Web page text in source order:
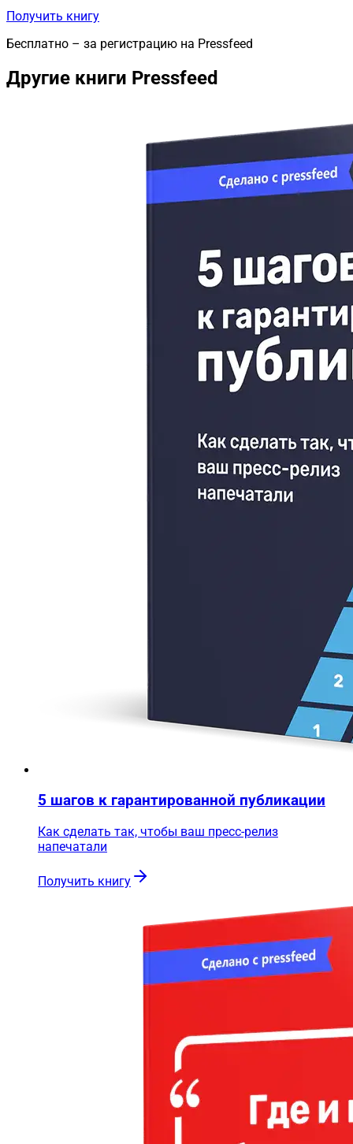
Получить книгу
Бесплатно – за регистрацию на Pressfeed
Другие книги Pressfeed
5 шагов к гарантированной публикации
Как сделать так, чтобы ваш пресс-релиз
напечатали
Получить книгу